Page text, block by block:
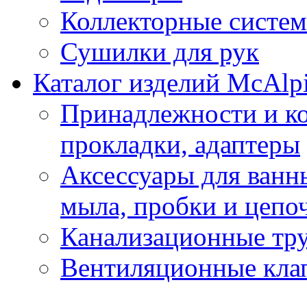
Коллекторные
Сушилки для рук
Каталог изделий
Принадлежности и
прокладки, адаптеры
Аксессуары для
мыла, пробки и
Канализационные
Вентиляционные